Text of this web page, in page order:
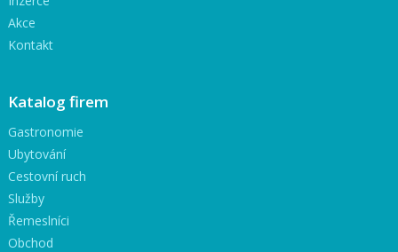
Akce
Kontakt
Katalog firem
Gastronomie
Ubytování
Cestovní ruch
Služby
Řemeslníci
Obchod